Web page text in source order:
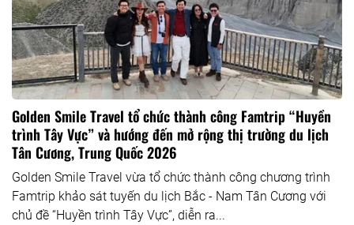
Golden Smile Travel tổ chức thành công Famtrip “Huyền
trình Tây Vực” và hướng đến mở rộng thị trường du lịch
Tân Cương, Trung Quốc 2026
Golden Smile Travel vừa tổ chức thành công chương trình
Famtrip khảo sát tuyến du lịch Bắc - Nam Tân Cương với
chủ đề “Huyền trình Tây Vực”, diễn ra...